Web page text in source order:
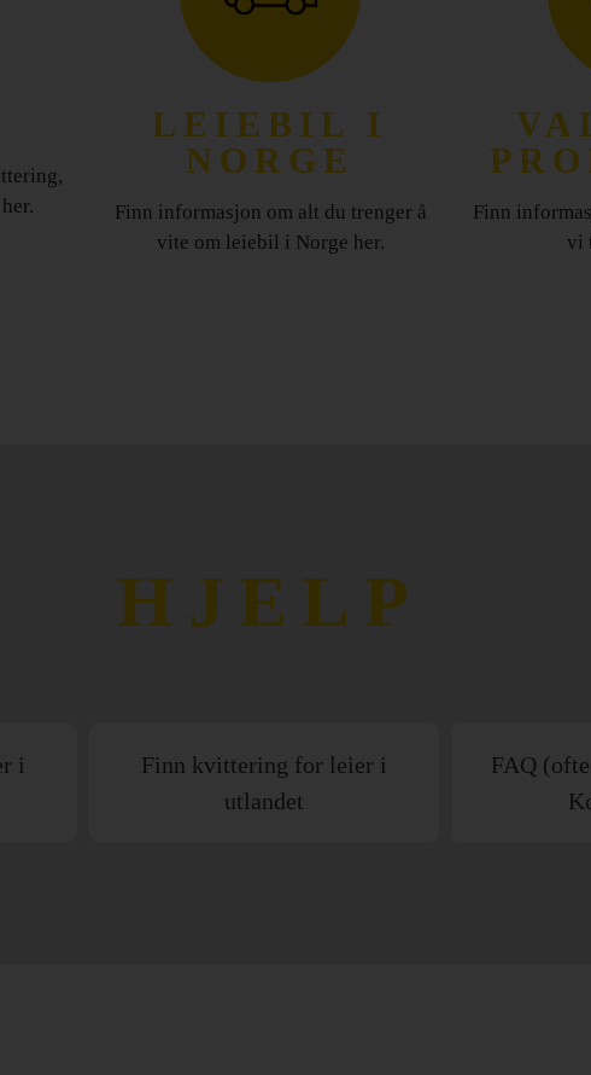
LEIEBIL I
NORGE
Finn informasjon om alt du trenger å
vite om leiebil i Norge her.
Finn
vi
HJELP
i
Finn kvittering for leier i
utlandet
FAQ